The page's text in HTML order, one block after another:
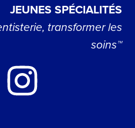
JEUNES SPÉCIALITÉS
transformer les
soins™